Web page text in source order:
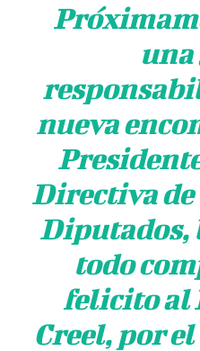
nueva
Directiva de
Diputados,
todo
felicito al
Creel, por